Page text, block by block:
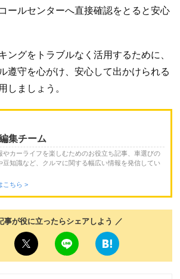
ールセンターへ直接確認をとると安心
ングをトラブルなく活用するために、
遵守を心がけ、安心して出かけられる
しましょう。
集チーム
やカーライフを楽しむためのお役立ち記事、車選びの
豆知識など、クルマに関する幅広い情報を発信してい
こちら >
事が役に立ったらシェアしよう ／